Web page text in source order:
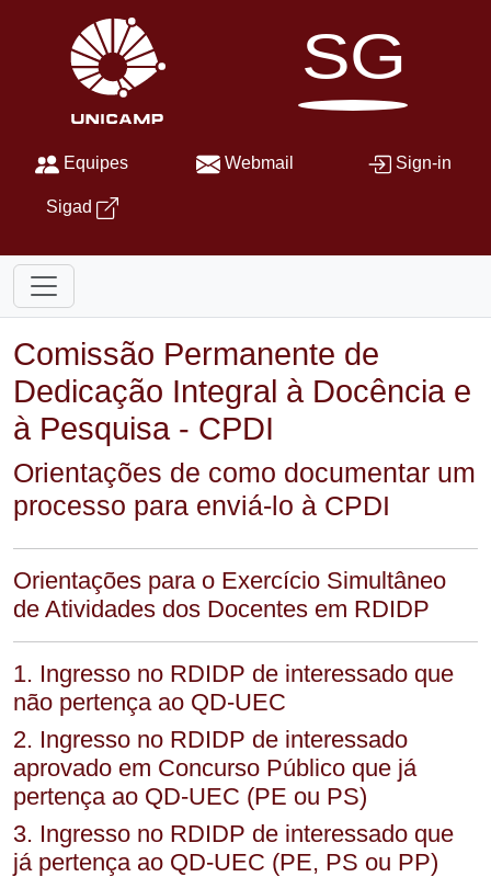
SG
Equipes Webmail Sign-in
Sigad
Comissão Permanente de
Dedicação Integral à Docência e
à Pesquisa - CPDI
Orientações de como documentar um
processo para enviá-lo à CPDI
Orientações para o Exercício Simultâneo
de Atividades dos Docentes em RDIDP
1. Ingresso no RDIDP de interessado que
não pertença ao QD-UEC
2. Ingresso no RDIDP de interessado
aprovado em Concurso Público que já
pertença ao QD-UEC (PE ou PS)
3. Ingresso no RDIDP de interessado que
já pertença ao QD-UEC (PE, PS ou PP)